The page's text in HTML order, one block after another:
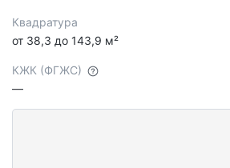
Квадратура
от 38,3 до 143,9 м²
КЖК (ФГЖС)
—